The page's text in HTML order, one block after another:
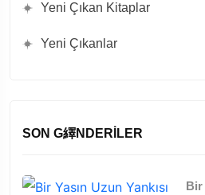
Yeni Çıkan Kitaplar
Yeni Çıkanlar
SON G繹NDERILER
Bir